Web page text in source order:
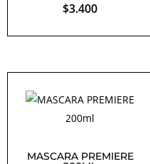
$3.400
MASCARA PREMIERE